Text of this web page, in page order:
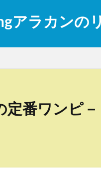
アラカンの
番ワンピ－